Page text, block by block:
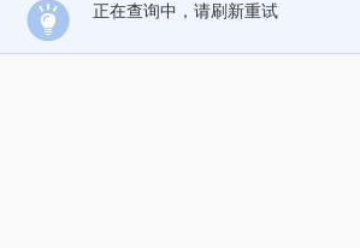
正在查询中，请刷新重试